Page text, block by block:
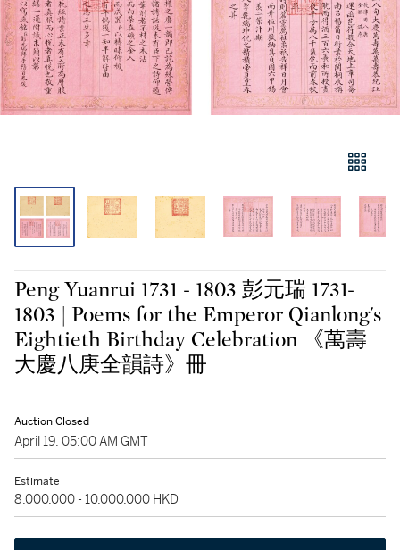
Peng Yuanrui 1731 - 1803 彭元瑞 1731-
1803 | Poems for the Emperor Qianlong's
Eightieth Birthday Celebration 《萬壽
大慶八庚全韻詩》冊
Auction Closed
April 19, 05:00 AM GMT
Estimate
8,000,000 - 10,000,000 HKD